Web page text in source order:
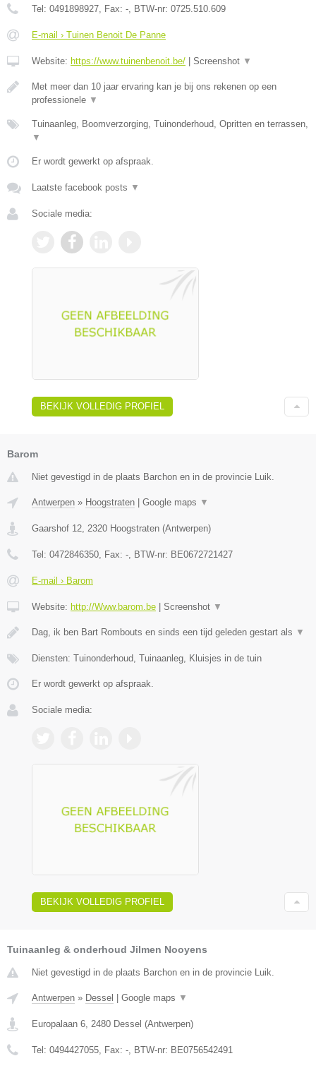
Tel: 0491898927 , Fax: - , BTW-nr: 0725.510.609
E-mail › Tuinen Benoit De Panne
Website: https://www.tuinenbenoit.be/ Screenshot ▼
Met meer dan 10 jaar ervaring kan je bij ons rekenen op een
professionele ▼
Tuinaanleg, Boomverzorging, Tuinonderhoud, Opritten en terrassen,
▼
Er wordt gewerkt op afspraak.
Laatste facebook posts ▼
Sociale media:
BEKIJK VOLLEDIG PROFIEL
Barom
Niet gevestigd in de plaats Barchon en in de provincie Luik.
Antwerpen » Hoogstraten | Google maps ▼
Gaarshof 12 2320 Hoogstraten (Antwerpen)
Tel: 0472846350 , Fax: - , BTW-nr: BE0672721427
E-mail › Barom
Website: http://Www.barom.be | Screenshot ▼
Dag, ik ben Bart Rombouts en sinds een tijd geleden gestart als ▼
Diensten: Tuinonderhoud, Tuinaanleg, Kluisjes in de tuin
Er wordt gewerkt op afspraak.
Sociale media:
BEKIJK VOLLEDIG PROFIEL
Tuinaanleg & onderhoud Jilmen Nooyens
Niet gevestigd in de plaats Barchon en in de provincie Luik.
Antwerpen » Dessel Google maps ▼
Europalaan 6, 2480 Dessel (Antwerpen)
Tel: 0494427055, Fax: -, BTW-nr: BE0756542491